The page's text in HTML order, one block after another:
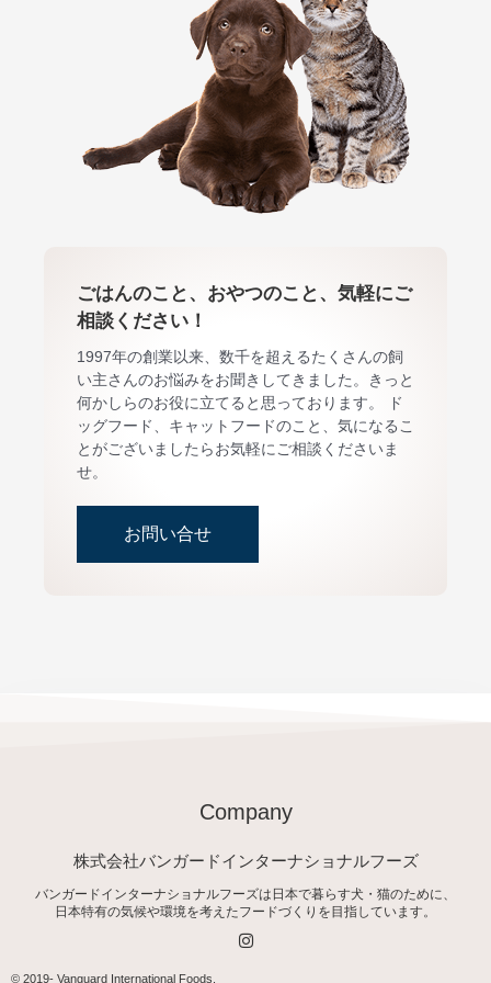
ごはんのこと、おやつのこと、気軽にご
相談ください！
1997年の創業以来、数千を超えるたくさんの飼
い主さんのお悩みをお聞きしてきました。きっと
何かしらのお役に立てると思っております。 ド
ッグフード、キャットフードのこと、気になるこ
とがございましたらお気軽にご相談くださいま
せ。
お問い合せ
Company
株式会社バンガードインターナショナルフーズ
バンガードインターナショナルフーズは日本で暮らす犬・猫のために、
日本特有の気候や環境を考えたフードづくりを目指しています。
I
n
© 2019- Vanguard International Foods